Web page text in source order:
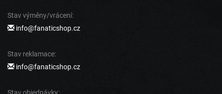
Stav výměny/vrácení:
info@fanaticshop.cz
Stav reklamace:
info@fanaticshop.cz